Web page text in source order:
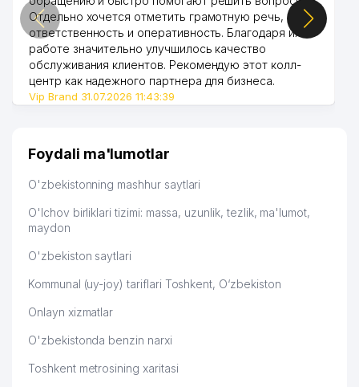
50 BASILIC MChJ 555 м
51 FUSION FOOD MChJ 568 м
HUAWEI TECH INVESTMENT
TASHKENT XK MChJ
56 IGEX ASIA MChJ 592 м
57
59
KORXONASI
HABIBULLAEVA D.M. YAKKA
TARTIBDAGI TADBIRKOR
Отдельно хочется отметить грамотную речь,
ответственность и оперативность. Благодаря их
работе значительно улучшилось качество
обслуживания клиентов. Рекомендую этот колл-
центр как надежного партнера для бизнеса.
Vip Brand 31.07.2026 11:43:39
Foydali ma'lumotlar
O'zbekistonning mashhur saytlari
O'lchov birliklari tizimi: massa, uzunlik, tezlik, ma'lumot,
maydon
O'zbekiston saytlari
Kommunal (uy-joy) tariflari Toshkent, O‘zbekiston
Onlayn xizmatlar
O'zbekistonda benzin narxi
Toshkent metrosining xaritasi